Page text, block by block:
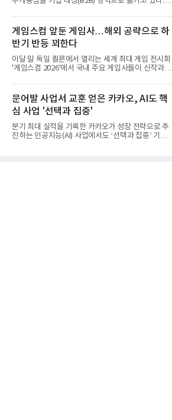
발이 절실했다.2007년부터 국방과학연구소(ADD) 주
국산화에 의
접어든 가운데 삼성전자는 AI 반도체를 중심으로 데
이터센터 생태계 공략을 강화하고 LG전자는 냉각솔
루션·전장·로봇 등 기업용 솔루션 사업 확대에 속도를
내고 있다.9일 업계에 따르면 LG전자는 2분기 생활가
전과 프리미엄 제품 경쟁력에 더해 B2B 사업 확대 효
과로 수익성을 방어한 반면 삼성전자는 디바이스경험
(DX) 부문의 TV·생활가전 수익성이 악화됐다. 대신 삼
사업 확대
게임스컴 앞둔 게임사…해외 공략으로 하
반기 반등 꾀한다
이달 말 독일 쾰른에서 열리는 세계 최대 게임 전시회
'게임스컴 2026'에서 국내 주요 게임사들이 신작과 글
체별로 엇갈린 가운데 하반기 신작 흥행과 해외 시장
성과가 실적을 좌우할 핵심 변수로 떠오르고 있다.8일
업계에 따르면 올해 상반기 게임업계는 기업별 성적
표가 크게 갈렸다. 대표적으로 크래프톤은 'PUBG: 배
틀그라운드'의 안정적인 성장에 힘입어 상반기 연결
기준 매출 2조6616억원, 영업이익 9725억원으로 역
대 최대 실적을 기록했다. 엔씨도 올해 출시한 '아이온
문어발 사업서 교훈 얻은 카카오, AI도 핵
심 사업 '선택과 집중'
분기 최대 실적을 기록한 카카오가 성장 전략으로 추
진하는 인공지능(AI) 사업에서도 ‘선택과 집중’ 기조